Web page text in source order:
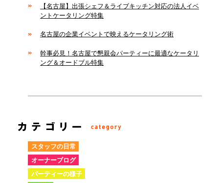
【名古屋】出張シェフ＆ライブキッチン対応の法人イベ
ントケータリング特集
名古屋の企業イベントで映えるケータリング術
幹事必見！名古屋で懇親会パーティーに最適なケータリ
ング＆オードブル特集
スタッフの日常
オーナーブログ
パーティーの様子